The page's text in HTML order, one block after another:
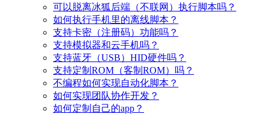
可以脱离冰狐后端（不联网）执行脚本吗？
如何执行手机里的离线脚本？
支持卡密（注册码）功能吗？
支持模拟器和云手机吗？
支持蓝牙（USB）HID硬件吗？
支持定制ROM（客制ROM）吗？
不编程如何实现自动化脚本？
如何实现团队协作开发？
如何定制自己的app？